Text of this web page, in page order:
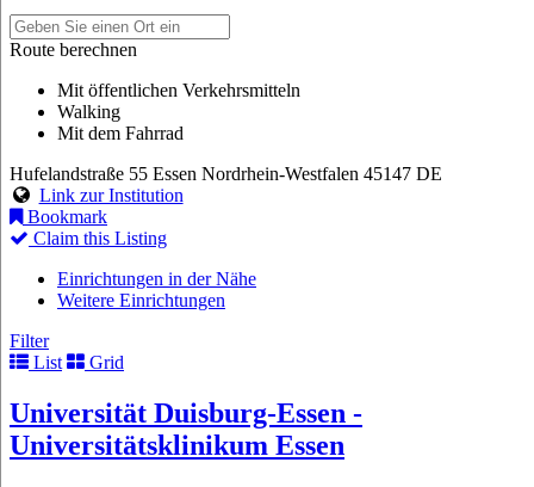
Route berechnen
Mit öffentlichen Verkehrsmitteln
Walking
Mit dem Fahrrad
Hufelandstraße 55 Essen Nordrhein-Westfalen 45147 DE
Link zur Institution
Bookmark
Claim this Listing
Einrichtungen in der Nähe
Weitere Einrichtungen
Filter
List
Grid
Universität Duisburg-Essen -
Universitätsklinikum Essen